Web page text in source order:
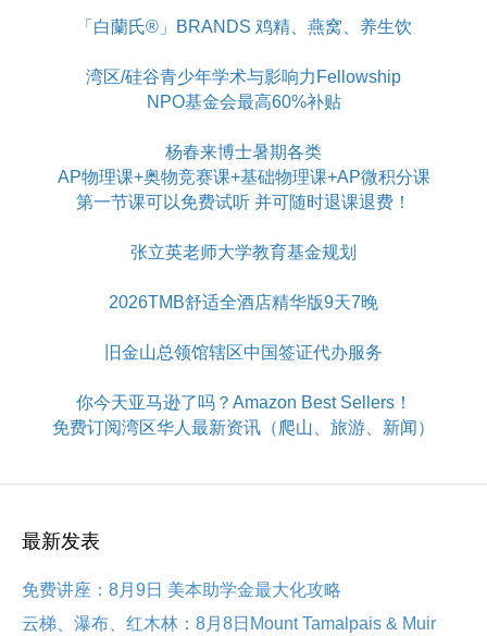
「白蘭氏®」BRANDS 鸡精、燕窝、养生饮
湾区/硅谷青少年学术与影响力Fellowship
NPO基金会最高60%补贴
杨春来博士暑期各类
AP物理课+奥物竞赛课+基础物理课+AP微积分课
第一节课可以免费试听 并可随时退课退费！
张立英老师大学教育基金规划
2026TMB舒适全酒店精华版9天7晚
旧金山总领馆辖区中国签证代办服务
你今天亚马逊了吗？Amazon Best Sellers！
免费订阅湾区华人最新资讯（爬山、旅游、新闻）
最新发表
免费讲座：8月9日 美本助学金最大化攻略
云梯、瀑布、红木林：8月8日Mount Tamalpais & Muir